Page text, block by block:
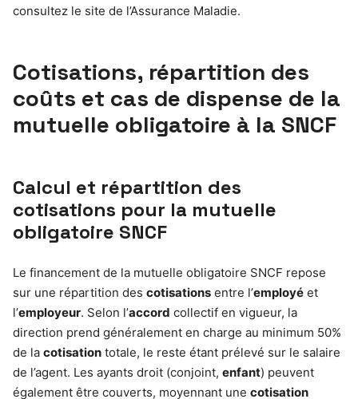
consultez le site de l’Assurance Maladie.
Cotisations, répartition des
coûts et cas de dispense de la
mutuelle obligatoire à la SNCF
Calcul et répartition des
cotisations pour la mutuelle
obligatoire SNCF
Le financement de la mutuelle obligatoire SNCF repose
sur une répartition des cotisations entre l’employé et
l’employeur. Selon l’accord collectif en vigueur, la
direction prend généralement en charge au minimum 50%
de la cotisation totale, le reste étant prélevé sur le salaire
de l’agent. Les ayants droit (conjoint, enfant) peuvent
également être couverts, moyennant une cotisation